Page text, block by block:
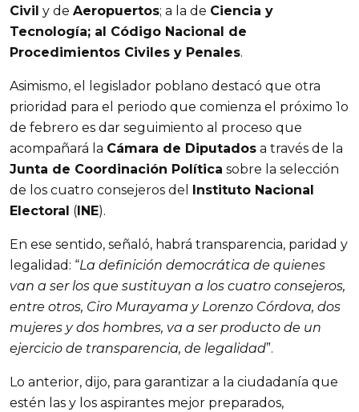
Civil y de Aeropuertos; a la de Ciencia y
Tecnología; al Código Nacional de
Procedimientos Civiles y Penales.
Asimismo, el legislador poblano destacó que otra
prioridad para el periodo que comienza el próximo 1o
de febrero es dar seguimiento al proceso que
acompañará la Cámara de Diputados a través de la
Junta de Coordinación Política sobre la selección
de los cuatro consejeros del Instituto Nacional
Electoral (INE).
En ese sentido, señaló, habrá transparencia, paridad y
legalidad: “La definición democrática de quienes
van a ser los que sustituyan a los cuatro consejeros,
entre otros, Ciro Murayama y Lorenzo Córdova, dos
mujeres y dos hombres, va a ser producto de un
ejercicio de transparencia, de legalidad”.
Lo anterior, dijo, para garantizar a la ciudadanía que
estén las y los aspirantes mejor preparados,